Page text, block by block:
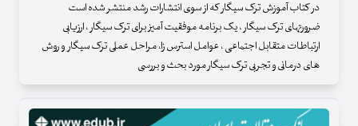
در کتاب آموزش ترک سیگار که از سوی انتشارات رشد منتشر شده است
ضرورتهای ترک سیگار ، یک برنامه موفقیت آمیز برای ترک سیگار ، ارزیابی
ارتباطات متقابل اجتماعی ، عوامل استرس زا، مراحل عملی ترک سیگار و روش
های درمانی و تجربی ترک سیگار مورد بحث و بررسی